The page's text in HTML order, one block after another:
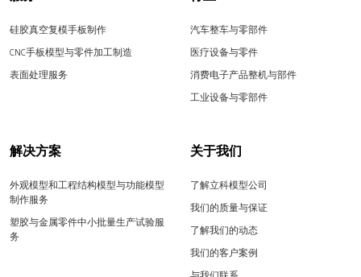
硅胶真空复模手板制作
CNC手板模型与零件加工制造
表面处理服务
汽车整车与零部件
医疗设备与零件
消费电子产品整机与部件
工业设备与零部件
解决方案
外观模型和工程结构模型与功能模型
制作服务
塑胶与金属零件中小批量生产试验服
务
关于我们
了解立科模型公司
我们的质量与保证
了解我们的动态
我们的客户案例